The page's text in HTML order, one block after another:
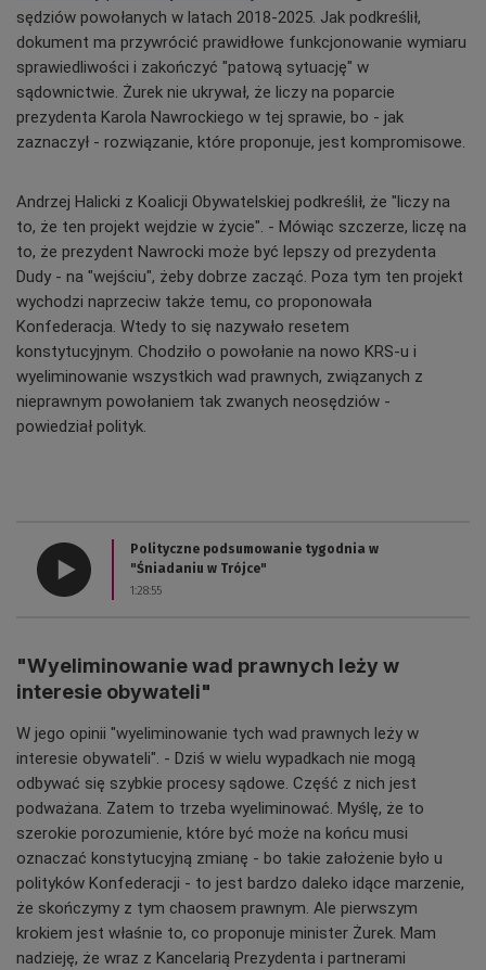
sędziów powołanych w latach 2018-2025. Jak podkreślił,
dokument ma przywrócić prawidłowe funkcjonowanie wymiaru
sprawiedliwości i zakończyć "patową sytuację" w
sądownictwie. Żurek nie ukrywał, że liczy na poparcie
prezydenta Karola Nawrockiego w tej sprawie, bo - jak
zaznaczył - rozwiązanie, które proponuje, jest kompromisowe.
Andrzej Halicki z Koalicji Obywatelskiej podkreślił, że "liczy na
to, że ten projekt wejdzie w życie". - Mówiąc szczerze, liczę na
to, że prezydent Nawrocki może być lepszy od prezydenta
Dudy - na "wejściu", żeby dobrze zacząć. Poza tym ten projekt
wychodzi naprzeciw także temu, co proponowała
Konfederacja. Wtedy to się nazywało resetem
konstytucyjnym. Chodziło o powołanie na nowo KRS-u i
wyeliminowanie wszystkich wad prawnych, związanych z
nieprawnym powołaniem tak zwanych neosędziów -
powiedział polityk.
Polityczne podsumowanie tygodnia w
"Śniadaniu w Trójce"
1:28:55
"Wyeliminowanie wad prawnych leży w
interesie obywateli"
W jego opinii "wyeliminowanie tych wad prawnych leży w
interesie obywateli". - Dziś w wielu wypadkach nie mogą
odbywać się szybkie procesy sądowe. Część z nich jest
podważana. Zatem to trzeba wyeliminować. Myślę, że to
szerokie porozumienie, które być może na końcu musi
oznaczać konstytucyjną zmianę - bo takie założenie było u
polityków Konfederacji - to jest bardzo daleko idące marzenie,
że skończymy z tym chaosem prawnym. Ale pierwszym
krokiem jest właśnie to, co proponuje minister Żurek. Mam
nadzieję, że wraz z Kancelarią Prezydenta i partnerami